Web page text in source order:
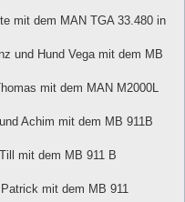
mit dem MAN TGA 33.480 in
und Hund Vega mit dem MB
mit dem MAN M2000L
Achim mit dem MB 911B
mit dem MB 911 B
mit dem MB 911